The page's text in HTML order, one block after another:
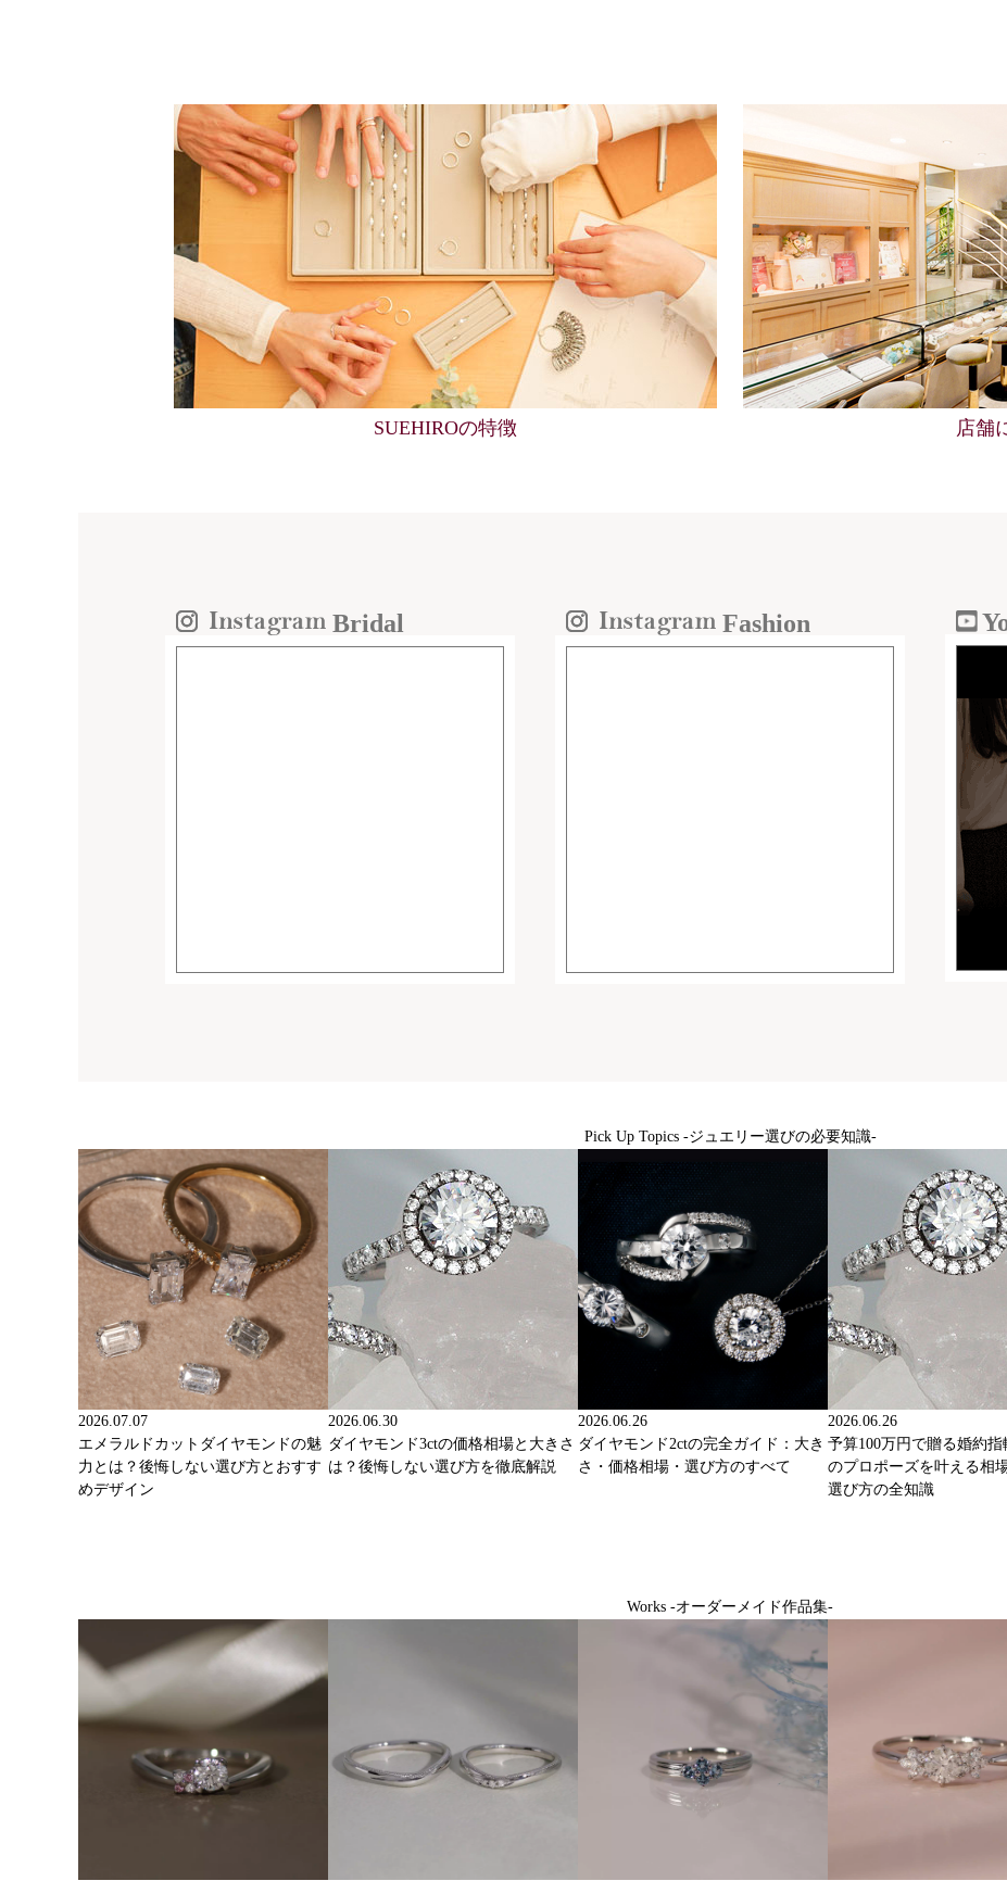
SUEHIROの特徴 店舗
Bridal Fashion
Pick Up Topics -ジュエリー選びの必要知識-
2026.07.07
エメラルドカットダイヤモンドの魅
力とは？後悔しない選び方とおすす
めデザイン
2026.06.30
ダイヤモンド3ctの価格相場と大きさ
は？後悔しない選び方を徹底解説
2026.06.26
ダイヤモンド2ctの完全ガイド：大き
さ・価格相場・選び方のすべて
2026.06.26
予算100万円で贈る婚約指
のプロポーズを叶える相
選び方の全知識
Works -オーダーメイド作品集-